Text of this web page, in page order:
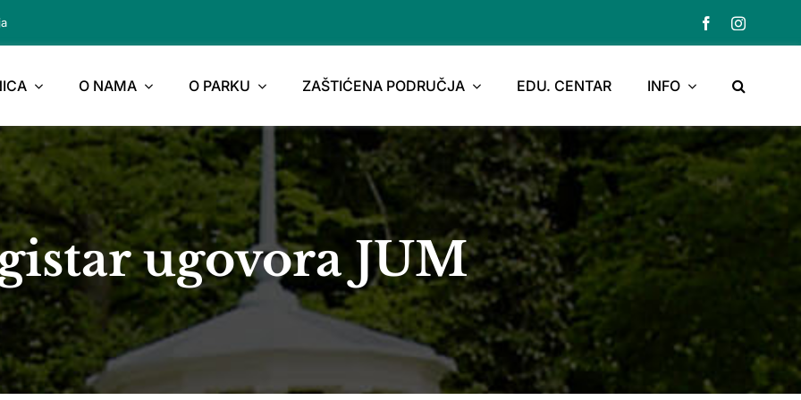
O NAMA O PARKU ZAŠTIĆENA PODRUČJA EDU. CENTAR INFO
ugovora JUM